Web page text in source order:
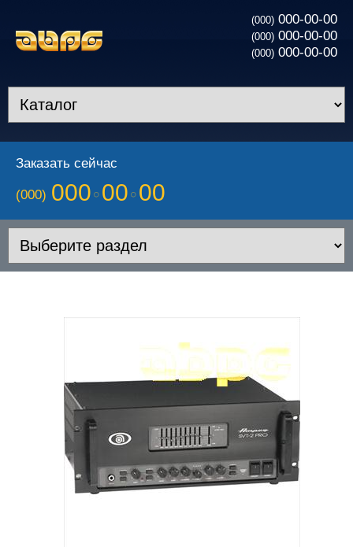
(000) 000-00-00
(000) 000-00-00
(000) 000-00-00
Заказать сейчас
(000) 000 00 00